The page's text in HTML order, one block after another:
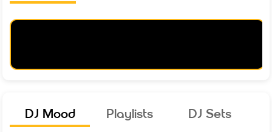
DJ Mood Playlists
DJ Sets